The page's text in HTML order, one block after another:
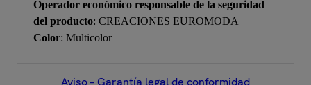
Operador económico responsable de la seguridad
del producto: CREACIONES EUROMODA
Color: Multicolor
Aviso – Garantía legal de conformidad